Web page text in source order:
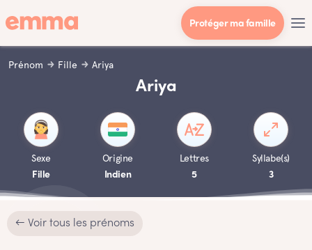
Protéger ma famille
Prénom Fille Ariya
Ariya
Sexe
Fille
Origine
Indien
Lettres
5
Syllabe(s)
3
← Voir tous les prénoms